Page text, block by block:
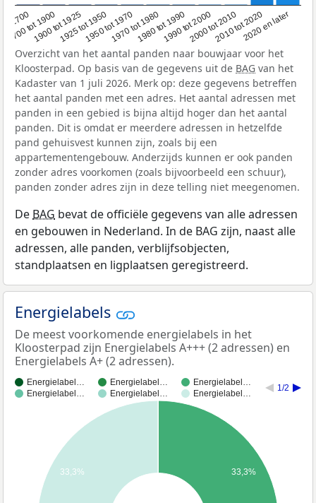
1700
1700 tot 1900
1900 tot 19251925 tot 19501950 tot 19701970 tot 19801980 tot 19901990 tot 20002000 tot 20102010 tot 20202020 en later
Overzicht van het aantal panden naar bouwjaar voor het
Kloosterpad. Op basis van de gegevens uit de BAG van het
Kadaster van 1 juli 2026. Merk op: deze gegevens betreffen
het aantal panden met een adres. Het aantal adressen met
panden in een gebied is bijna altijd hoger dan het aantal
panden. Dit is omdat er meerdere adressen in hetzelfde
pand gehuisvest kunnen zijn, zoals bij een
appartementengebouw. Anderzijds kunnen er ook panden
zonder adres voorkomen (zoals bijvoorbeeld een schuur),
panden zonder adres zijn in deze telling niet meegenomen.
De BAG bevat de officiële gegevens van alle adressen
en gebouwen in Nederland. In de BAG zijn, naast alle
adressen, alle panden, verblijfsobjecten,
standplaatsen en ligplaatsen geregistreerd.
Energielabels
De meest voorkomende energielabels in het
Kloosterpad zijn Energielabels A+++ (2 adressen) en
Energielabels A+ (2 adressen).
Energielabel… Energielabel…
Energielabel…
Energielabel…
Energielabel… Energielabel…
1/2
33,3%
33,3%